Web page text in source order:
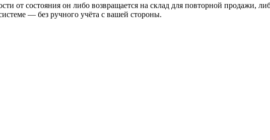
от состояния он либо возвращается на склад для повторной продажи,
— без ручного учёта с вашей стороны.